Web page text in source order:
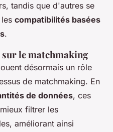
tandis que d'autres se
compatibilités basées
.
le matchmaking
désormais un rôle
de matchmaking. En
de données, ces
filtrer les
améliorant ainsi